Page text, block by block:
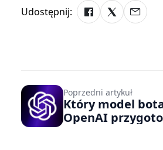
Udostępnij:
Poprzedni artykuł
Który model
OpenAI